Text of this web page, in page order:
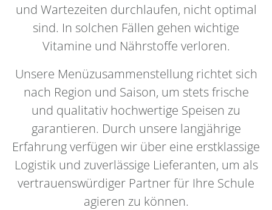
und Wartezeiten durchlaufen, nicht optimal
sind. In solchen Fällen gehen wichtige
Vitamine und Nährstoffe verloren.
Unsere Menüzusammenstellung richtet sich
nach Region und Saison, um stets frische
und qualitativ hochwertige Speisen zu
garantieren. Durch unsere langjährige
Erfahrung verfügen wir über eine erstklassige
Logistik und zuverlässige Lieferanten, um als
vertrauenswürdiger Partner für Ihre Schule
agieren zu können.